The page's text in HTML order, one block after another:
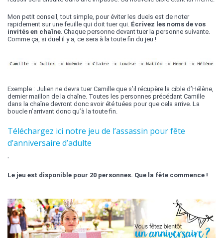
Mon petit conseil, tout simple, pour éviter les duels est de noter
rapidement sur une feuille qui doit tuer qui. Écrivez les noms de vos
invités en chaîne . Chaque personne devant tuer la personne suivante.
Comme ça, si duel il y a, ce sera à la toute fin du jeu !
Exemple : Julien ne devra tuer Camille que s’il récupère la cible d’Hélène,
dernier maillon de la chaîne. Toutes les personnes précédant Camille
dans la chaîne devront donc avoir été tuées pour que cela arrive. La
boucle n’arrivant donc qu’à la toute fin.
Téléchargez ici notre jeu de l’assassin pour fête
d’anniversaire d’adulte
.
Le jeu est disponible pour 20 personnes. Que la fête commence !